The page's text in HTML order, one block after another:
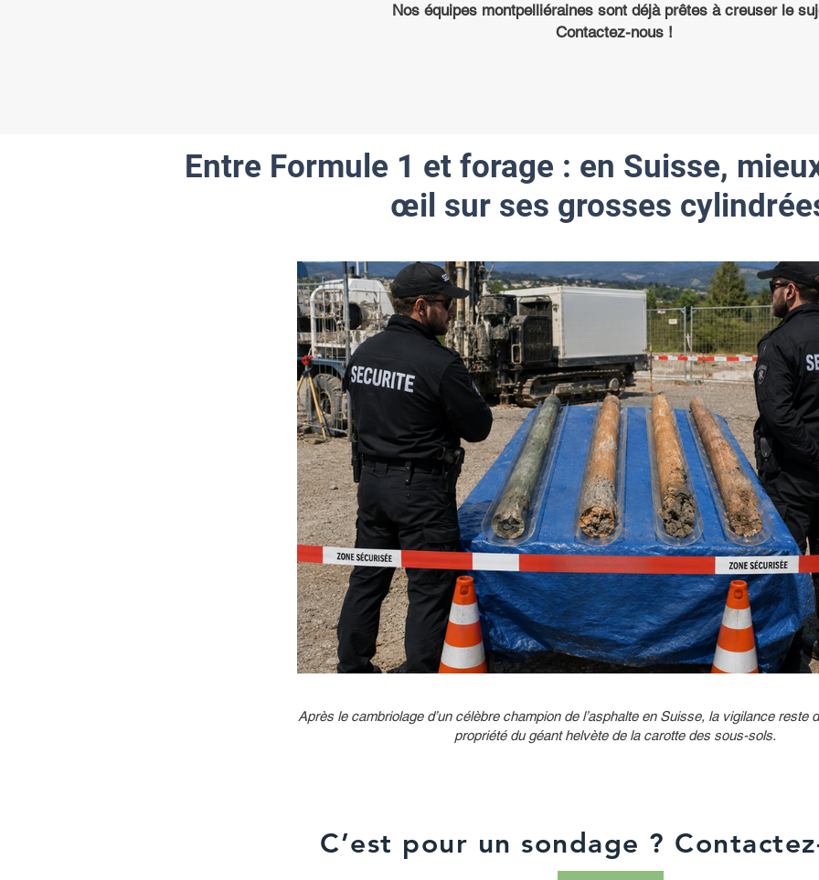
Nos équipes montpelliéraines sont déjà prêtes à creuser le
Contactez-nous !
Entre Formule 1 et forage : en Suisse,
œil sur ses grosses
Après le cambriolage d’un célèbre champion de l’asphalte en Suisse, la vigilance reste
propriété du géant helvète de la carotte des sous-sols.
C’est pour un sondage ?